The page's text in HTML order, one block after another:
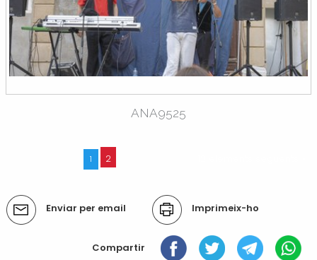
ANA9525
1 2
Accions
del
Enviar per email Imprimeix-ho
Compartir